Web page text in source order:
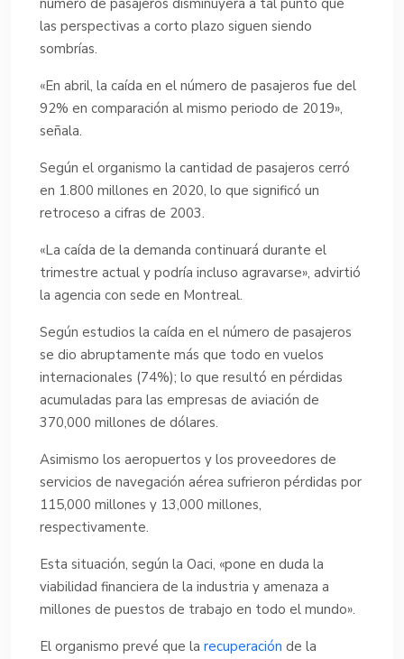
número de pasajeros disminuyera a tal punto que
las perspectivas a corto plazo siguen siendo
sombrías.
«En abril, la caída en el número de pasajeros fue del
92% en comparación al mismo periodo de 2019»,
señala.
Según el organismo la cantidad de pasajeros cerró
en 1.800 millones en 2020, lo que significó un
retroceso a cifras de 2003.
«La caída de la demanda continuará durante el
trimestre actual y podría incluso agravarse», advirtió
la agencia con sede en Montreal.
Según estudios la caída en el número de pasajeros
se dio abruptamente más que todo en vuelos
internacionales (74%); lo que resultó en pérdidas
acumuladas para las empresas de aviación de
370,000 millones de dólares.
Asimismo los aeropuertos y los proveedores de
servicios de navegación aérea sufrieron pérdidas por
115,000 millones y 13,000 millones,
respectivamente.
Esta situación, según la Oaci, «pone en duda la
viabilidad financiera de la industria y amenaza a
millones de puestos de trabajo en todo el mundo».
El organismo prevé que la recuperación de la